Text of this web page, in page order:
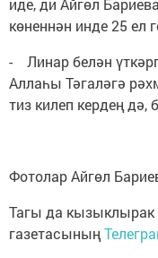
иде, ди Айгөл
көненнән инде 25 ел
- Линар белән
Аллаһы Тәгаләгә
тиз килеп кердең дә,
Фотолар Айгөл
Тагы да
газетасының